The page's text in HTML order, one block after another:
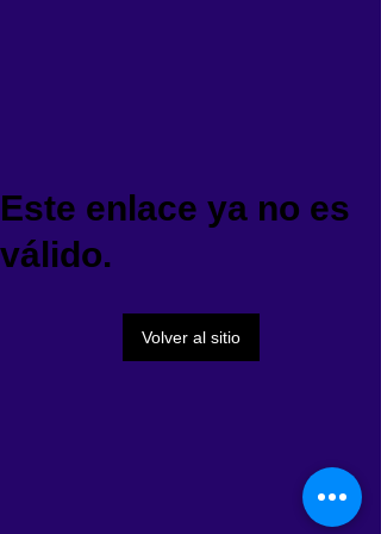
Este enlace ya no es
válido.
Volver al sitio